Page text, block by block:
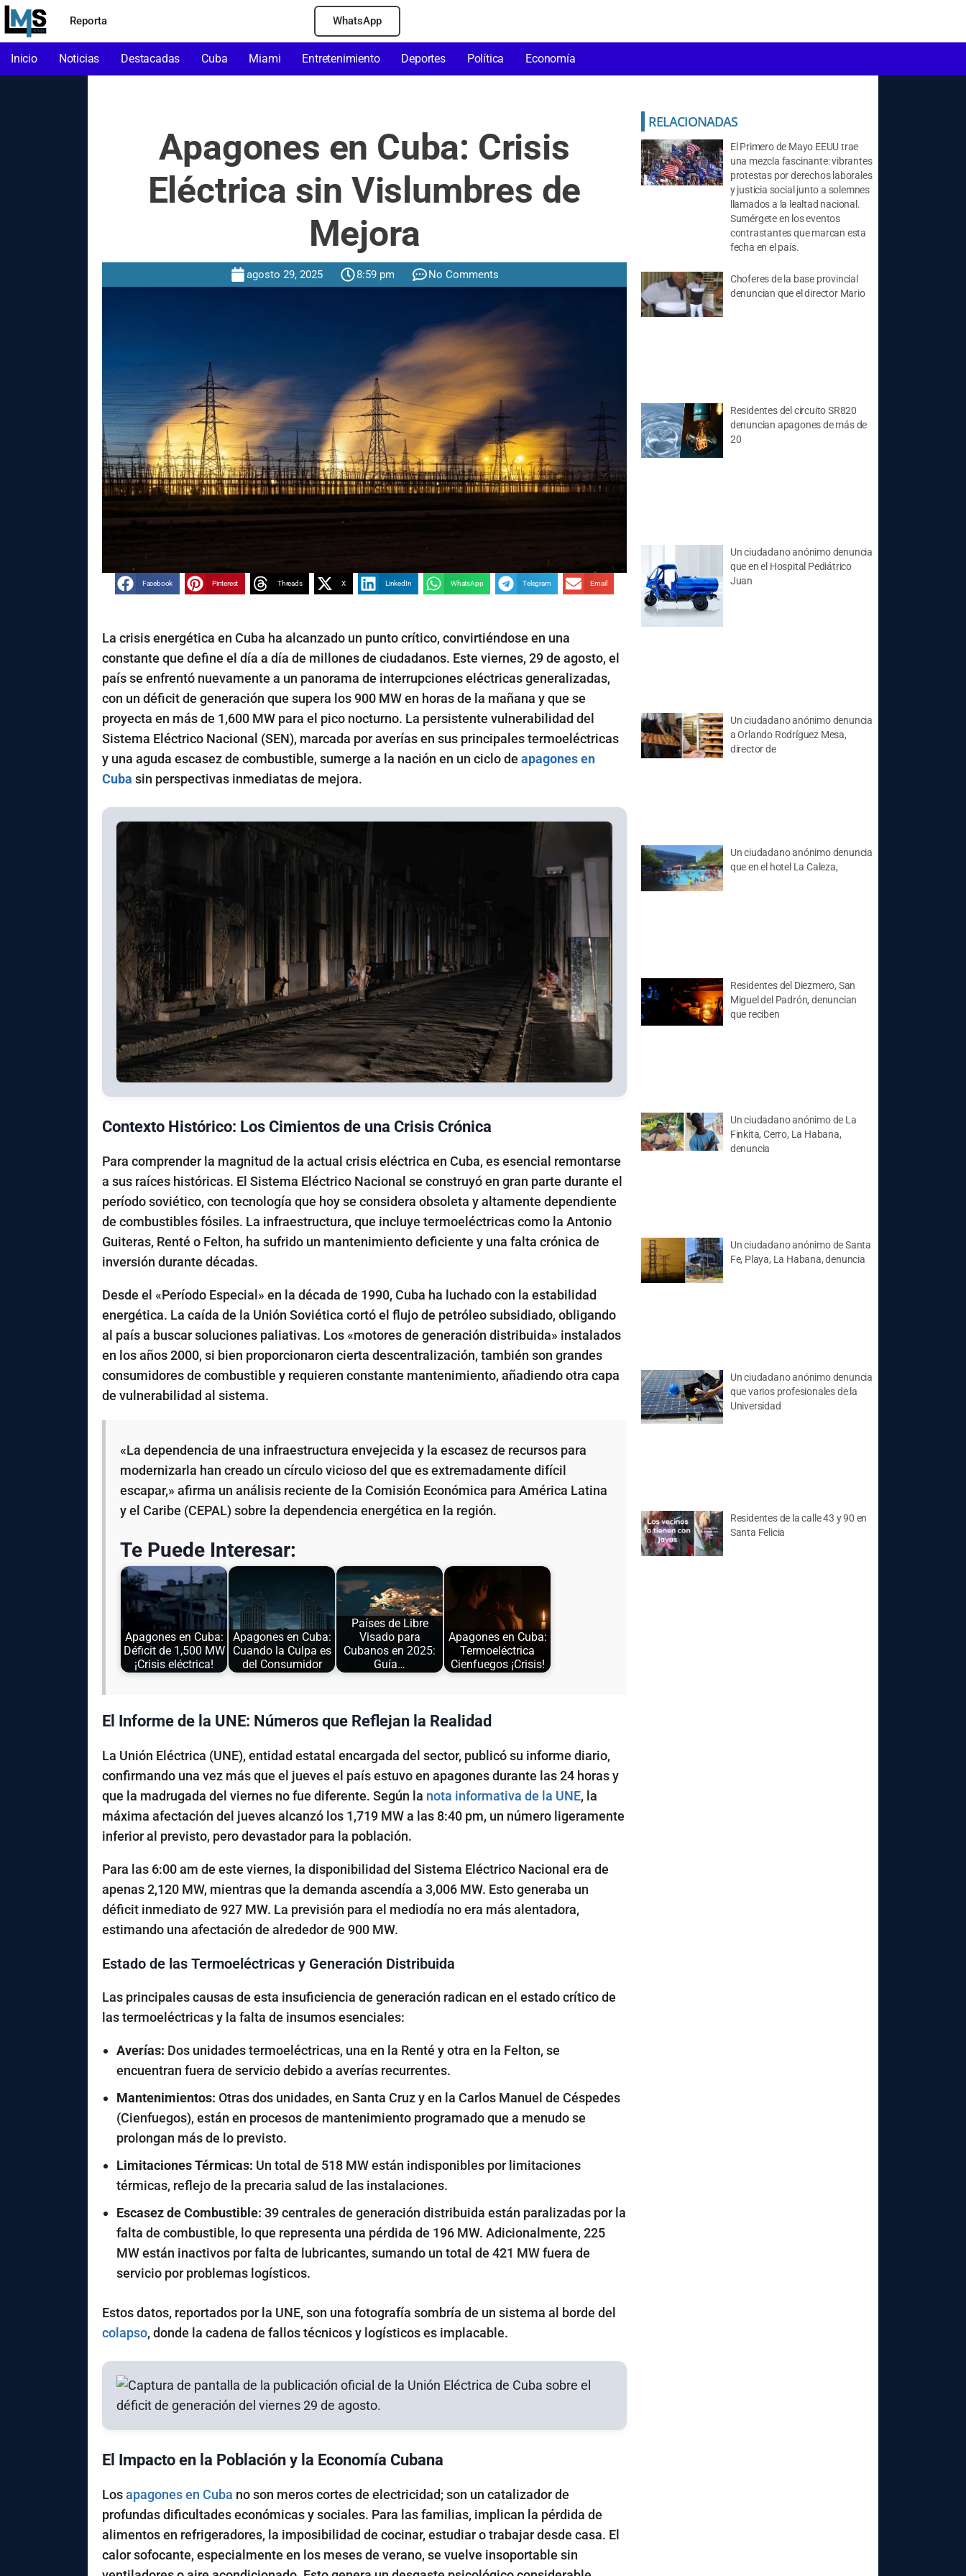
Reporta WhatsApp
Inicio Noticias Destacadas Cuba Miami Entretenimiento Deportes Política Economía
Apagones en Cuba: Crisis
Eléctrica sin Vislumbres de
Mejora
agosto 29, 2025 8:59 pm No Comments
Facebook Pinterest Threads X LinkedIn WhatsApp Telegram Email
La crisis energética en Cuba ha alcanzado un punto crítico, convirtiéndose en una
constante que define el día a día de millones de ciudadanos. Este viernes, 29 de agosto, el
país se enfrentó nuevamente a un panorama de interrupciones eléctricas generalizadas,
con un déficit de generación que supera los 900 MW en horas de la mañana y que se
proyecta en más de 1,600 MW para el pico nocturno. La persistente vulnerabilidad del
Sistema Eléctrico Nacional (SEN), marcada por averías en sus principales termoeléctricas
y una aguda escasez de combustible, sumerge a la nación en un ciclo de apagones en
Cuba sin perspectivas inmediatas de mejora.
Contexto Histórico: Los Cimientos de una Crisis Crónica
Para comprender la magnitud de la actual crisis eléctrica en Cuba, es esencial remontarse
a sus raíces históricas. El Sistema Eléctrico Nacional se construyó en gran parte durante el
período soviético, con tecnología que hoy se considera obsoleta y altamente dependiente
de combustibles fósiles. La infraestructura, que incluye termoeléctricas como la Antonio
Guiteras, Renté o Felton, ha sufrido un mantenimiento deficiente y una falta crónica de
inversión durante décadas.
Desde el «Período Especial» en la década de 1990, Cuba ha luchado con la estabilidad
energética. La caída de la Unión Soviética cortó el flujo de petróleo subsidiado, obligando
al país a buscar soluciones paliativas. Los «motores de generación distribuida» instalados
en los años 2000, si bien proporcionaron cierta descentralización, también son grandes
consumidores de combustible y requieren constante mantenimiento, añadiendo otra capa
de vulnerabilidad al sistema.
«La dependencia de una infraestructura envejecida y la escasez de recursos para
modernizarla han creado un círculo vicioso del que es extremadamente difícil
escapar,» afirma un análisis reciente de la Comisión Económica para América Latina
y el Caribe (CEPAL) sobre la dependencia energética en la región.
Te Puede Interesar:
Apagones en Cuba:
Déficit de 1,500 MW
¡Crisis eléctrica!
Apagones en Cuba:
Cuando la Culpa es
del Consumidor
Países de Libre
Visado para
Cubanos en 2025:
Guía…
Apagones en Cuba:
Termoeléctrica
Cienfuegos ¡Crisis!
El Informe de la UNE: Números que Reflejan la Realidad
La Unión Eléctrica (UNE), entidad estatal encargada del sector, publicó su informe diario,
confirmando una vez más que el jueves el país estuvo en apagones durante las 24 horas y
que la madrugada del viernes no fue diferente. Según la nota informativa de la UNE, la
máxima afectación del jueves alcanzó los 1,719 MWa las 8:40 pm, un número ligeramente
inferior al previsto, pero devastador para la población.
Para las 6:00 am de este viernes, la disponibilidad del Sistema Eléctrico Nacional era de
apenas2,120 MW, mientras que la demanda ascendía a 3,006 MW. Esto generaba un
déficit inmediato de 927 MW. La previsión para el mediodía no era más alentadora,
estimando una afectación de alrededor de 900 MW.
Estado de las Termoeléctricas y Generación Distribuida
Las principales causas de esta insuficiencia de generación radican en el estado crítico de
las termoeléctricas y la falta de insumos esenciales:
Averías: Dos unidades termoeléctricas, una en la Renté y otra en la Felton, se
encuentran fuera de servicio debido a averías recurrentes.
Mantenimientos: Otras dos unidades, en Santa Cruz y en la Carlos Manuel de Céspedes
(Cienfuegos), están en procesos de mantenimiento programado que a menudo se
prolongan más de lo previsto.
Limitaciones Térmicas: Un total de 518 MWestán indisponibles por limitaciones
térmicas, reflejo de la precaria salud de las instalaciones.
Escasez de Combustible: 39 centrales de generación distribuida están paralizadas por la
falta de combustible, lo que representa una pérdida de 196 MW. Adicionalmente, 225
MWestán inactivos por falta de lubricantes, sumando un total de 421 MWfuera de
servicio por problemas logísticos.
Estos datos, reportados por la UNE, son una fotografía sombría de un sistema al borde del
colapso, donde la cadena de fallos técnicos y logísticos es implacable.
El Impacto en la Población y la Economía Cubana
Losapagones en Cuba no son meros cortes de electricidad; son un catalizador de
profundas dificultades económicas y sociales. Para las familias, implican la pérdida de
alimentos en refrigeradores, la imposibilidad de cocinar, estudiar o trabajar desde casa. El
calor sofocante, especialmente en los meses de verano, se vuelve insoportable sin
El Primero de Mayo EEUU trae
una mezcla fascinante: vibrantes
protestas por derechos laborales
y justicia social junto a solemnes
llamados a la lealtad nacional.
Sumérgete en los eventos
contrastantes que marcan esta
fecha en el país.
Choferes de la base provincial
denuncian que el director Mario
Residentes del circuito SR820
denuncian apagones de más de
20
Un ciudadano anónimo denuncia
que en el Hospital Pediátrico
Juan
Un ciudadano anónimo denuncia
a Orlando Rodríguez Mesa,
director de
Un ciudadano anónimo denuncia
que en el hotel La Caleza,
Residentes del Diezmero, San
Miguel del Padrón, denuncian
que reciben
Un ciudadano anónimo de La
Finkita, Cerro, La Habana,
denuncia
Un ciudadano anónimo de Santa
Fe, Playa, La Habana, denuncia
Un ciudadano anónimo denuncia
que varios profesionales de la
Universidad
Residentes de la calle 43 y 90 en
Santa Felicia
RELACIONADAS